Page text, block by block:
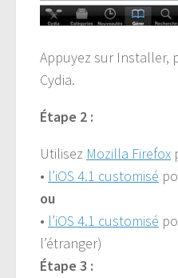
Appuyez sur Installer,
Cydia.
Étape 2 :
Utilisez Mozilla Firefox
• l’iOS 4.1 customisé
ou
• l’iOS 4.1 customisé
l’étranger)
Étape 3 :